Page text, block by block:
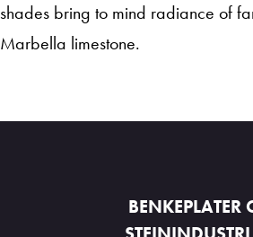
shades bring to mind radiance of
Marbella limestone.
BENKEPLATER